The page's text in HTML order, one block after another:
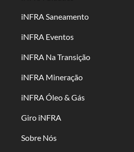
iNFRA Saneamento
iNFRA Eventos
iNFRA Na Transição
iNFRA Mineração
iNFRA Óleo & Gás
Giro iNFRA
Sobre Nós